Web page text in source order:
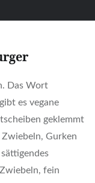
Das Wort
es vegane
geklemmt
Gurken
fein